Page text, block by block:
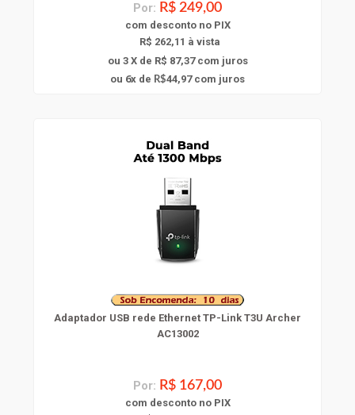
Por: R$ 249,00
com desconto no PIX
R$ 262,11 à vista
ou 3 X de R$ 87,37com juros
ou 6x de R$44,97com juros
Adaptador USB rede Ethernet TP-Link T3U Archer
AC13002
Por: R$ 167,00
com desconto no PIX